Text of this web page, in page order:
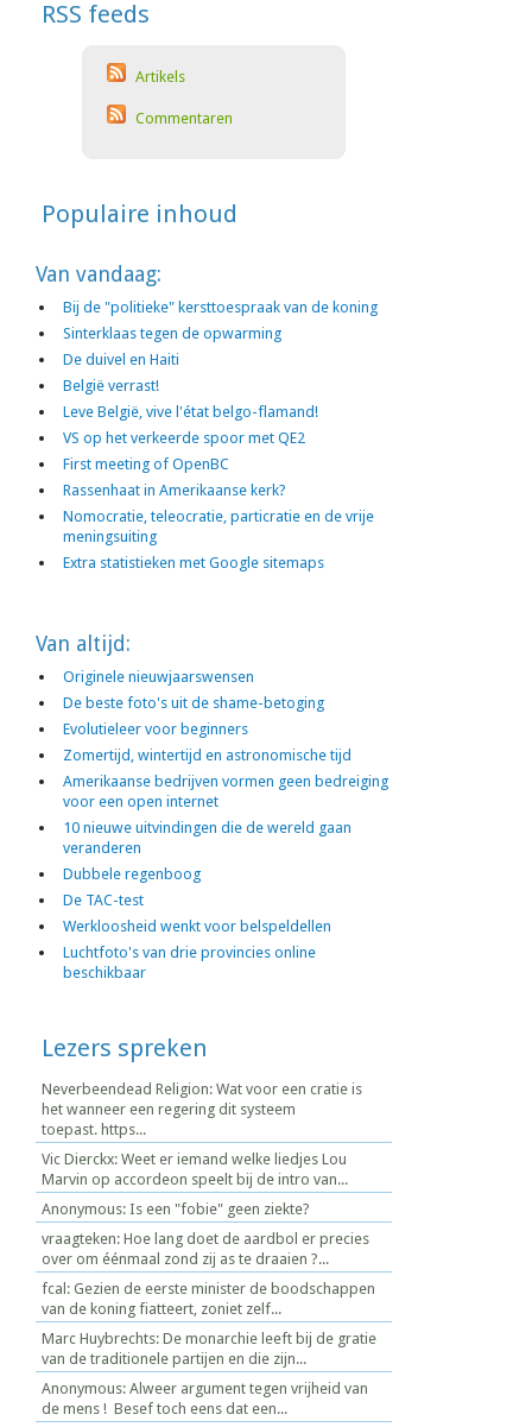
RSS feeds
Artikels
Commentaren
Populaire inhoud
Van vandaag:
Bij de "politieke" kersttoespraak van de koning
Sinterklaas tegen de opwarming
De duivel en Haiti
België verrast!
Leve België, vive l'état belgo-flamand!
VS op het verkeerde spoor met QE2
First meeting of OpenBC
Rassenhaat in Amerikaanse kerk?
Nomocratie, teleocratie, particratie en de vrije
meningsuiting
Extra statistieken met Google sitemaps
Van altijd:
Originele nieuwjaarswensen
De beste foto's uit de shame-betoging
Evolutieleer voor beginners
Zomertijd, wintertijd en astronomische tijd
Amerikaanse bedrijven vormen geen bedreiging
voor een open internet
10 nieuwe uitvindingen die de wereld gaan
veranderen
Dubbele regenboog
De TAC-test
Werkloosheid wenkt voor belspeldellen
Luchtfoto's van drie provincies online
beschikbaar
Lezers spreken
Neverbeendead Religion: Wat voor een cratie is
het wanneer een regering dit systeem
toepast. https...
Vic Dierckx: Weet er iemand welke liedjes Lou
Marvin op accordeon speelt bij de intro van...
Anonymous: Is een "fobie" geen ziekte?
vraagteken: Hoe lang doet de aardbol er precies
over om éénmaal zond zij as te draaien ?...
fcal: Gezien de eerste minister de boodschappen
van de koning fiatteert, zoniet zelf...
Marc Huybrechts: De monarchie leeft bij de gratie
van de traditionele partijen en die zijn...
Anonymous: Alweer argument tegen vrijheid van
de mens ! Besef toch eens dat een...